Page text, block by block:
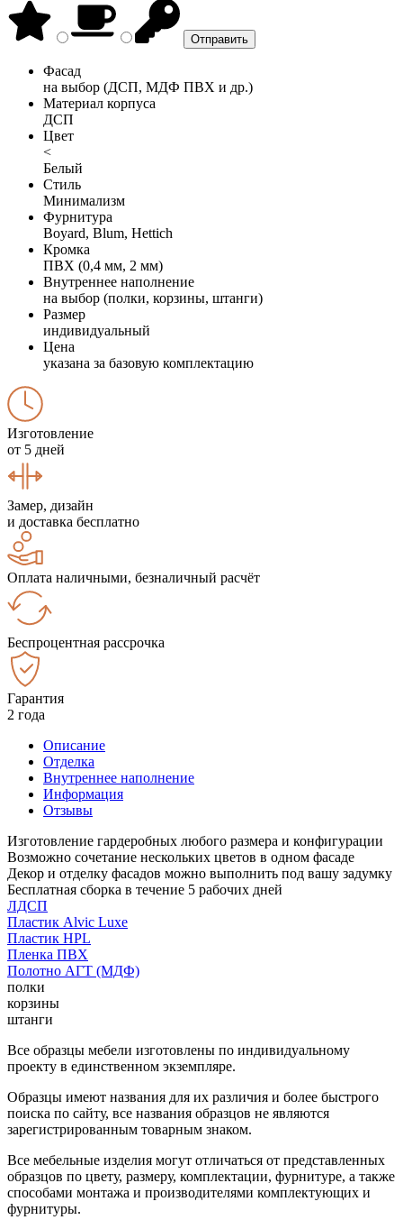
Фасад
на выбор (ДСП, МДФ ПВХ и др.)
Материал корпуса
ДСП
Цвет
<
Белый
Стиль
Минимализм
Фурнитура
Boyard, Blum, Hettich
Кромка
ПВХ (0,4 мм, 2 мм)
Внутреннее наполнение
на выбор (полки, корзины, штанги)
Размер
индивидуальный
Цена
указана за базовую комплектацию
Изготовление
от 5 дней
Замер, дизайн
и доставка бесплатно
Оплата наличными, безналичный расчёт
Беспроцентная рассрочка
Гарантия
2 года
Описание
Отделка
Внутреннее наполнение
Информация
Отзывы
Изготовление гардеробных любого размера и конфигурации
Возможно сочетание нескольких цветов в одном фасаде
Декор и отделку фасадов можно выполнить под вашу задумку
Бесплатная сборка в течение 5 рабочих дней
ЛДСП
Пластик Alvic Luxe
Пластик HPL
Пленка ПВХ
Полотно АГТ (МДФ)
полки
корзины
штанги
Все образцы мебели изготовлены по индивидуальному
проекту в единственном экземпляре.
Образцы имеют названия для их различия и более быстрого
поиска по сайту, все названия образцов не являются
зарегистрированным товарным знаком.
Все мебельные изделия могут отличаться от представленных
образцов по цвету, размеру, комплектации, фурнитуре, а также
способами монтажа и производителями комплектующих и
фурнитуры.